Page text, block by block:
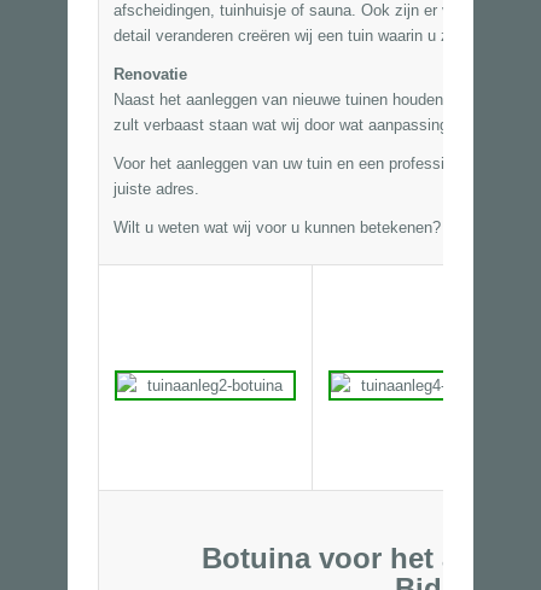
afscheidingen, tuinhuisje of sauna. Ook zijn er vele
detail veranderen creëren wij een tuin waarin u zich echt
Renovatie
Naast het aanleggen van nieuwe tuinen houden wij ons ook
zult verbaast staan wat wij door wat aanpassingen aan te
Voor het aanleggen van uw tuin en een professionele
juiste adres.
Wilt u weten wat wij voor u kunnen betekenen? Wij komen
Botuina voor het